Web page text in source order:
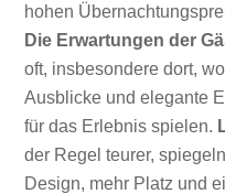
hohen
Die Erwartungen der
oft, insbesondere dort,
Ausblicke und elegante
für das Erlebnis spielen.
der Regel teurer,
Design, mehr Platz und